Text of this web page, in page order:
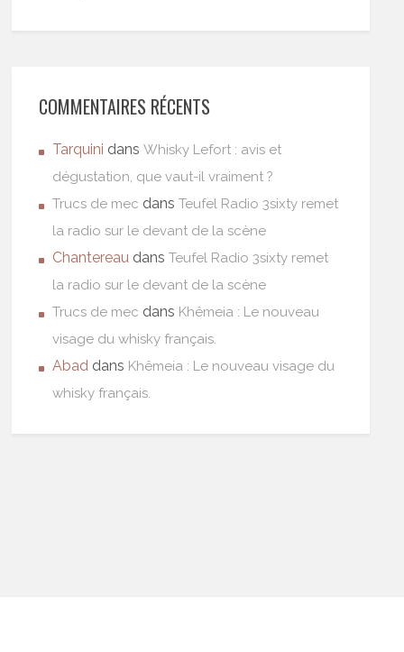
COMMENTAIRES RÉCENTS
Tarquini dansWhisky Lefort : avis et
dégustation, que vaut-il vraiment ?
Trucs de mec dansTeufel Radio 3sixty remet
la radio sur le devant de la scène
Chantereau dansTeufel Radio 3sixty remet
la radio sur le devant de la scène
Trucs de mec dans Khêmeia : Le nouveau
visage du whisky français.
Abad dans Khêmeia : Le nouveau visage du
whisky français.